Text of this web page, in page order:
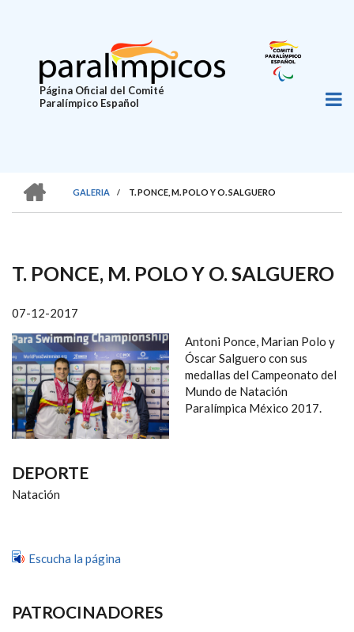
principal
Página Oficial del Comité
Paralímpico Español
SOBRESCRIBIR
DE
AYUDA
A
LA
NAVEGACIÓN
GALERIA
/ T. PONCE, M. POLO Y O. SALGUERO
T. PONCE, M. POLO Y O. SALGUERO
07-12-2017
Antoni Ponce, Marian Polo y
Óscar Salguero con sus
medallas del Campeonato del
Mundo de Natación
Paralímpica México 2017.
DEPORTE
Natación
Escucha la página
PATROCINADORES